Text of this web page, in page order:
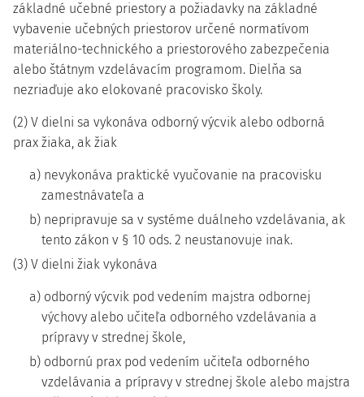
základné učebné priestory a požiadavky na základné
vybavenie učebných priestorov určené normatívom
materiálno-technického a priestorového zabezpečenia
alebo štátnym vzdelávacím programom. Dielňa sa
nezriaďuje ako elokované pracovisko školy.
(2) V dielni sa vykonáva odborný výcvik alebo odborná
prax žiaka, ak žiak
a) nevykonáva praktické vyučovanie na pracovisku
zamestnávateľa a
b) nepripravuje sa v systéme duálneho vzdelávania, ak
tento zákon v § 10 ods. 2 neustanovuje inak.
(3) V dielni žiak vykonáva
a) odborný výcvik pod vedením majstra odbornej
výchovy alebo učiteľa odborného vzdelávania a
prípravy v strednej škole,
b) odbornú prax pod vedením učiteľa odborného
vzdelávania a prípravy v strednej škole alebo majstra